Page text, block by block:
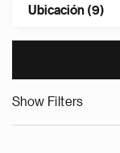
Ubicación (9)
Show Filters